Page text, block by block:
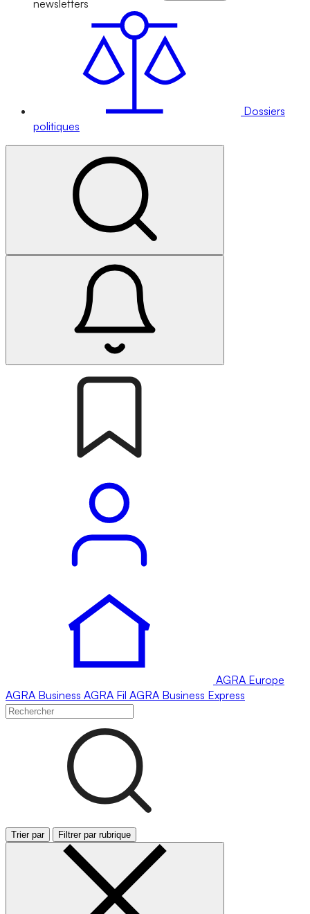
newsletters
Dossiers
politiques
AGRA Europe
AGRA Business AGRA Fil AGRA Business Express
Trier par Filtrer par rubrique